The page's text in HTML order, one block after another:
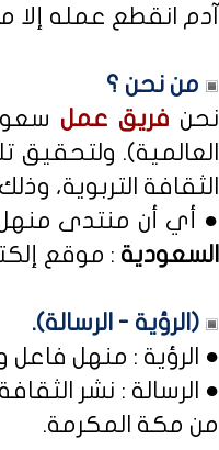
آدم انقطع عمله إلا
من نحن ؟
نحن فريق عمل
العالمية). ولتحقيق
الثقافة التربوية، وذلك يوم
● أي أن منتدى منهل
السعودية : موقع
(الرؤية - الرسالة).
● الرؤية : منهل
● الرسالة : نشر
من مكة المكرمة.